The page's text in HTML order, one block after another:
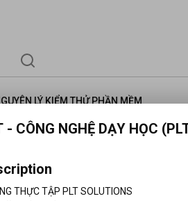
LÝ KIỂM THỬ PHẦN MỀM
views 3 years ago
pltpro.net
xaydungphanmem.com
dayhoc.pltpro.net
- CÔNG NGHỆ DẠY HỌC
THỰC TẬP PLT SOLUTIONS